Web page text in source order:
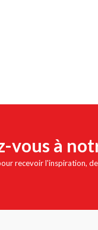
vous à
recevoir l'inspiration,